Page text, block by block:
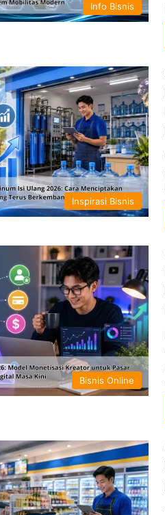
Info Bisnis
Inspirasi Bisnis
Bisnis Online